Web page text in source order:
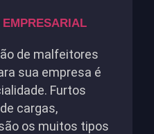
de malfeitores
sua empresa é
Furtos
cargas,
os muitos tipos